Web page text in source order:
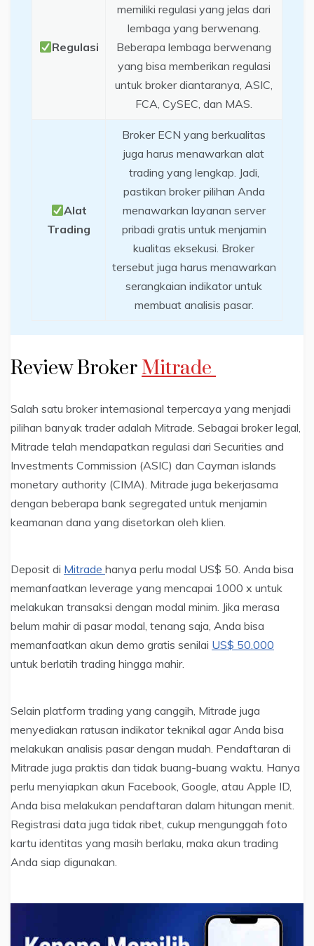
Regulasi
memiliki regulasi yang jelas dari
lembaga yang berwenang.
Beberapa lembaga berwenang
yang bisa memberikan regulasi
untuk broker diantaranya, ASIC,
FCA, CySEC, dan MAS.
Alat
Trading
Broker ECN yang berkualitas
juga harus menawarkan alat
trading yang lengkap. Jadi,
pastikan broker pilihan Anda
menawarkan layanan server
pribadi gratis untuk menjamin
kualitas eksekusi. Broker
tersebut juga harus menawarkan
serangkaian indikator untuk
membuat analisis pasar.
Review Broker Mitrade
Salah satu broker internasional terpercaya yang menjadi
pilihan banyak trader adalah Mitrade. Sebagai broker legal,
Mitrade telah mendapatkan regulasi dari Securities and
Investments Commission (ASIC) dan Cayman islands
monetary authority (CIMA). Mitrade juga bekerjasama
dengan beberapa bank segregated untuk menjamin
keamanan dana yang disetorkan oleh klien.
Deposit di Mitrade hanya perlu modal US$ 50. Anda bisa
memanfaatkan leverage yang mencapai 1000 x untuk
melakukan transaksi dengan modal minim. Jika merasa
belum mahir di pasar modal, tenang saja, Anda bisa
memanfaatkan akun demo gratis senilai US$ 50.000
untuk berlatih trading hingga mahir.
Selain platform trading yang canggih, Mitrade juga
menyediakan ratusan indikator teknikal agar Anda bisa
melakukan analisis pasar dengan mudah. Pendaftaran di
Mitrade juga praktis dan tidak buang-buang waktu. Hanya
perlu menyiapkan akun Facebook, Google, atau Apple ID,
Anda bisa melakukan pendaftaran dalam hitungan menit.
Registrasi data juga tidak ribet, cukup mengunggah foto
kartu identitas yang masih berlaku, maka akun trading
Anda siap digunakan.